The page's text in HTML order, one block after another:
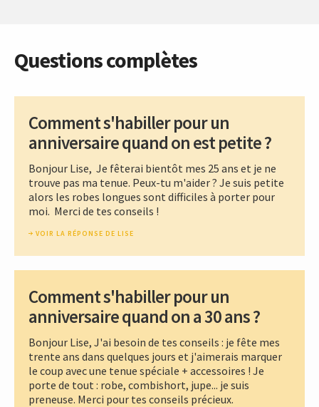
Questions complètes
Comment s'habiller pour un
anniversaire quand on est petite ?
Bonjour Lise, Je fêterai bientôt mes 25 ans et je ne
trouve pas ma tenue. Peux-tu m'aider ? Je suis petite
alors les robes longues sont difficiles à porter pour
moi. Merci de tes conseils !
VOIR LA RÉPONSE DE LISE
Comment s'habiller pour un
anniversaire quand on a 30 ans ?
Bonjour Lise, J'ai besoin de tes conseils : je fête mes
trente ans dans quelques jours et j'aimerais marquer
le coup avec une tenue spéciale + accessoires ! Je
porte de tout : robe, combishort, jupe... je suis
preneuse. Merci pour tes conseils précieux.